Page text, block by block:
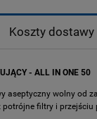
Koszty dostawy
- ALL IN ONE 50
aseptyczny wolny
filtry i